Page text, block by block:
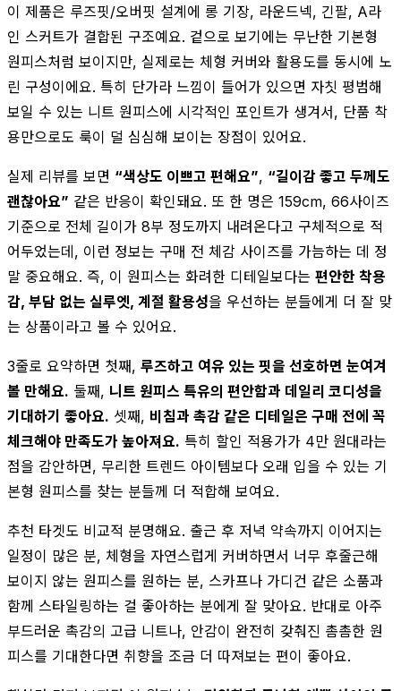
이 제품은 루즈핏/오버핏 설계에 롱 기장, 라운드넥, 긴팔, A라
인 스커트가 결합된 구조예요. 겉으로 보기에는 무난한 기본형
원피스처럼 보이지만, 실제로는 체형 커버와 활용도를 동시에 노
린 구성이에요. 특히 단가라 느낌이 들어가 있으면 자칫 평범해
보일 수 있는 니트 원피스에 시각적인 포인트가 생겨서, 단품 착
용만으로도 룩이 덜 심심해 보이는 장점이 있어요.
실제 리뷰를 보면 “색상도 이쁘고 편해요”, “길이감 좋고 두께도
괜찮아요” 같은 반응이 확인돼요. 또 한 명은 159cm, 66사이즈
기준으로 전체 길이가 8부 정도까지 내려온다고 구체적으로 적
어두었는데, 이런 정보는 구매 전 체감 사이즈를 가늠하는 데 정
말 중요해요. 즉, 이 원피스는 화려한 디테일보다는 편안한 착용
감, 부담 없는 실루엣, 계절 활용성을 우선하는 분들에게 더 잘 맞
는 상품이라고 볼 수 있어요.
3줄로 요약하면 첫째, 루즈하고 여유 있는 핏을 선호하면 눈여겨
볼 만해요. 둘째, 니트 원피스 특유의 편안함과 데일리 코디성을
기대하기 좋아요. 셋째, 비침과 촉감 같은 디테일은 구매 전에 꼭
체크해야 만족도가 높아져요. 특히 할인 적용가가 4만 원대라는
점을 감안하면, 무리한 트렌드 아이템보다 오래 입을 수 있는 기
본형 원피스를 찾는 분들께 더 적합해 보여요.
추천 타겟도 비교적 분명해요. 출근 후 저녁 약속까지 이어지는
일정이 많은 분, 체형을 자연스럽게 커버하면서 너무 후줄근해
보이지 않는 원피스를 원하는 분, 스카프나 가디건 같은 소품과
함께 스타일링하는 걸 좋아하는 분에게 잘 맞아요. 반대로 아주
부드러운 촉감의 고급 니트나, 안감이 완전히 갖춰진 촘촘한 원
피스를 기대한다면 취향을 조금 더 따져보는 편이 좋아요.